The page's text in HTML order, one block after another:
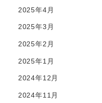
2025年4月
2025年3月
2025年2月
2025年1月
2024年12月
2024年11月